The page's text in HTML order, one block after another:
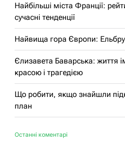
Найбільші міста Франції:
сучасні тенденції
Найвища гора Європи:
Єлизавета Баварська: життя
красою і трагедією
Що робити, якщо знайшли
план
Останні коментарі